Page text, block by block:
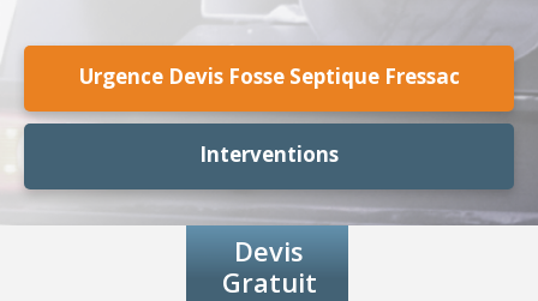
Urgence Devis Fosse Septique Fressac
Interventions
Devis
Gratuit